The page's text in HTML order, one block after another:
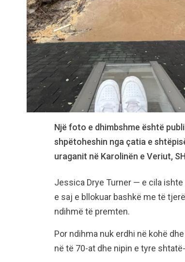
Një foto e dhimbshme është
shpëtoheshin nga çatia e
uraganit në Karolinën e Veriut,
Jessica Drye Turner — e cila
e saj e bllokuar bashkë me të
ndihmë të premten.
Por ndihma nuk erdhi në kohë
në të 70-at dhe nipin e tyre